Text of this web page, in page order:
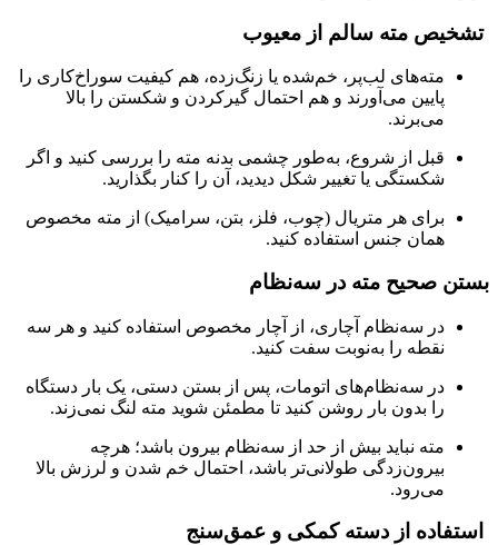
تشخیص مته سالم از معیوب
مته‌های لب‌پر، خم‌شده یا زنگ‌زده، هم کیفیت سوراخ‌کاری را
پایین می‌آورند و هم احتمال گیرکردن و شکستن را بالا
می‌برند.
قبل از شروع، به‌طور چشمی بدنه مته را بررسی کنید و اگر
شکستگی یا تغییر شکل دیدید، آن را کنار بگذارید.
برای هر متریال (چوب، فلز، بتن، سرامیک) از مته مخصوص
همان جنس استفاده کنید.
بستن صحیح مته در سه‌نظام
در سه‌نظام آچاری، از آچار مخصوص استفاده کنید و هر سه
نقطه را به‌نوبت سفت کنید.
در سه‌نظام‌های اتومات، پس از بستن دستی، یک بار دستگاه
را بدون بار روشن کنید تا مطمئن شوید مته لنگ نمی‌زند.
مته نباید بیش از حد از سه‌نظام بیرون باشد؛ هرچه
بیرون‌زدگی طولانی‌تر باشد، احتمال خم شدن و لرزش بالا
می‌رود.
استفاده از دسته کمکی و عمق‌سنج